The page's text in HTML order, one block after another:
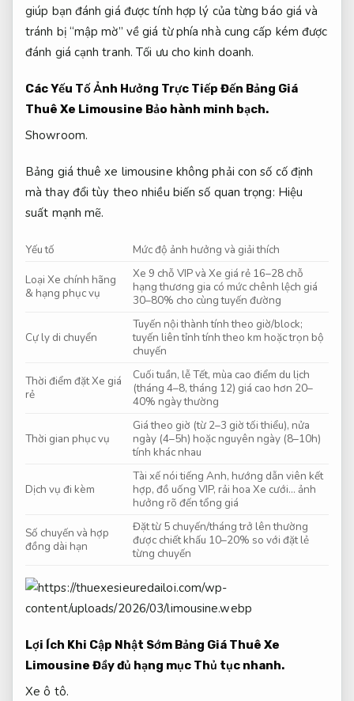
giúp bạn đánh giá được tính hợp lý của từng báo giá và
tránh bị “mập mờ” về giá từ phía nhà cung cấp kém được
đánh giá cạnh tranh.Tối ưu cho kinh doanh.
Các Yếu Tố Ảnh Hưởng Trực Tiếp Đến Bảng Giá
Thuê Xe Limousine Bảo hành minh bạch.
Showroom.
Bảng giá thuê xe limousine không phải con số cố định
mà thay đổi tùy theo nhiều biến số quan trọng: Hiệu
suất mạnh mẽ.
Yếu tố
Mức độ ảnh hưởng và giải thích
Loại Xe chính hãng
& hạng phục vụ
Xe 9 chỗ VIP và Xe giá rẻ 16–28 chỗ
hạng thương gia có mức chênh lệch giá
30–80% cho cùng tuyến đường
Cự ly di chuyển
Tuyến nội thành tính theo giờ/block;
tuyến liên tỉnh tính theo km hoặc trọn bộ
chuyến
Thời điểm đặt Xe giá
rẻ
Cuối tuần, lễ Tết, mùa cao điểm du lịch
(tháng 4–8, tháng 12) giá cao hơn 20–
40% ngày thường
Thời gian phục vụ
Giá theo giờ (từ 2–3 giờ tối thiểu), nửa
ngày (4–5h) hoặc nguyên ngày (8–10h)
tính khác nhau
Dịch vụ đi kèm
Tài xế nói tiếng Anh, hướng dẫn viên kết
hợp, đồ uống VIP, rải hoa Xe cưới… ảnh
hưởng rõ đến tổng giá
Số chuyến và hợp
đồng dài hạn
Đặt từ 5 chuyến/tháng trở lên thường
được chiết khấu 10–20% so với đặt lẻ
từng chuyến
Lợi Ích Khi Cập Nhật Sớm Bảng Giá Thuê Xe
Limousine Đầy đủ hạng mục Thủ tục nhanh.
Xe ô tô.